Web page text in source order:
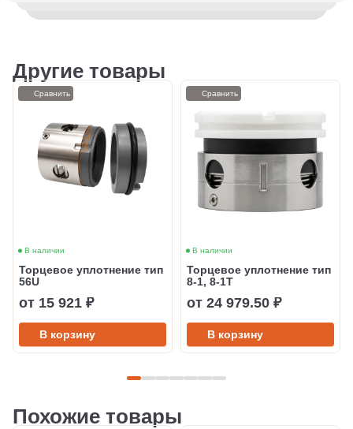
Другие товары
В наличии
Торцевое уплотнение тип
56U
от 15 921 ₽
В корзину
Сравнить
В наличии
Торцевое уплотнение тип
8-1, 8-1T
от 24 979.50 ₽
В корзину
Сравнить
Похожие товары